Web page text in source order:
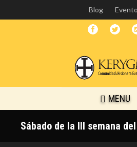
Skip
to
main
Blog
MENU
Sábado de la III semana